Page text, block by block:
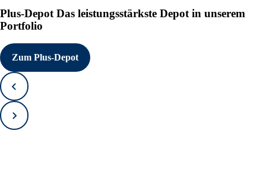
Plus-Depot Das leistungsstärkste Depot in unserem
Portfolio
Zum Plus-Depot
Zurück
Vorwärts